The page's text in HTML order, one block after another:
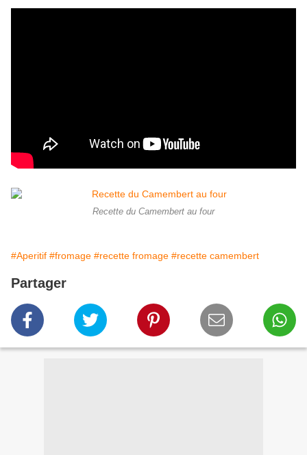
Recette du Camembert au four
#Aperitif #fromage #recette fromage #recette camembert
Partager